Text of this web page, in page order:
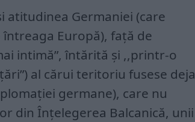
atitudinea Germaniei (care
Europă), faţă de
intimă”, întărită şi ,,printr-o
al cărui teritoriu fusese deja
germane), care nu
din Înţelegerea Balcanică, unii